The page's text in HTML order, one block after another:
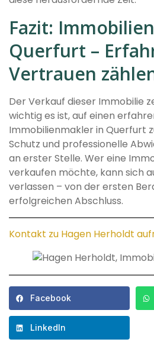
Fazit:
Querfurt –
Vertrauen
Der Verkauf dieser Immobilie
wichtig es ist, auf einen
Immobilienmakler in Querfurt
Schutz und professionelle
an erster Stelle. Wer eine
verkaufen möchte, kann sich
verlassen – von der ersten
erfolgreichen Abschluss.
Kontakt zu Hagen Herholdt
Facebook
LinkedIn